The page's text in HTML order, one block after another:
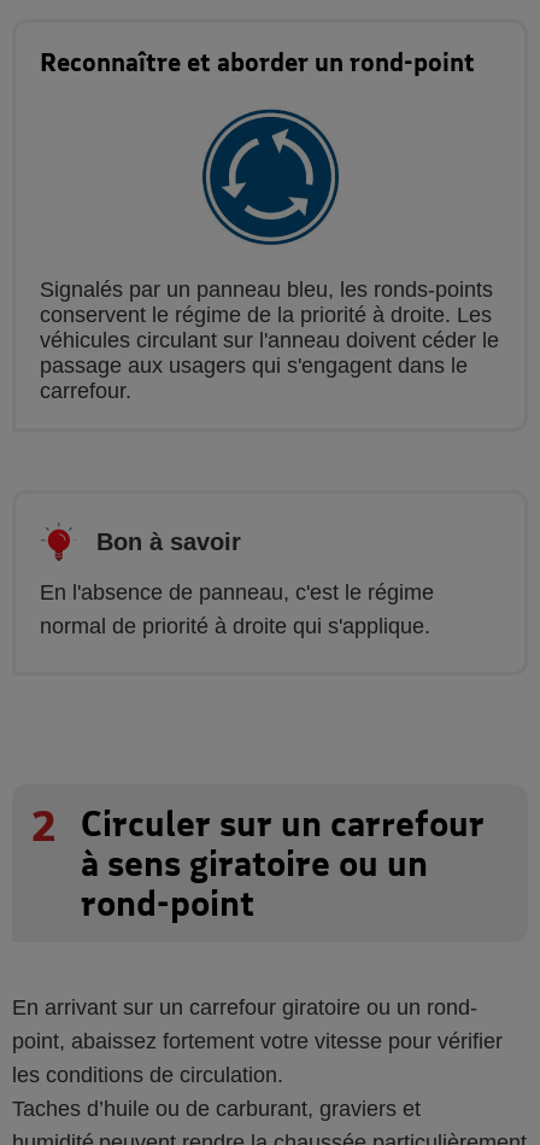
Reconnaître et aborder un rond-point
Signalés par un panneau bleu, les ronds-points
conservent le régime de la priorité à droite. Les
véhicules circulant sur l'anneau doivent céder le
passage aux usagers qui s'engagent dans le
carrefour.
Bon à savoir
En l'absence de panneau, c'est le régime
normal de priorité à droite qui s'applique.
2
Circuler sur un carrefour
à sens giratoire ou un
rond-point
En arrivant sur un carrefour giratoire ou un rond-
point, abaissez fortement votre vitesse pour vérifier
les conditions de circulation.
Taches d’huile ou de carburant, graviers et